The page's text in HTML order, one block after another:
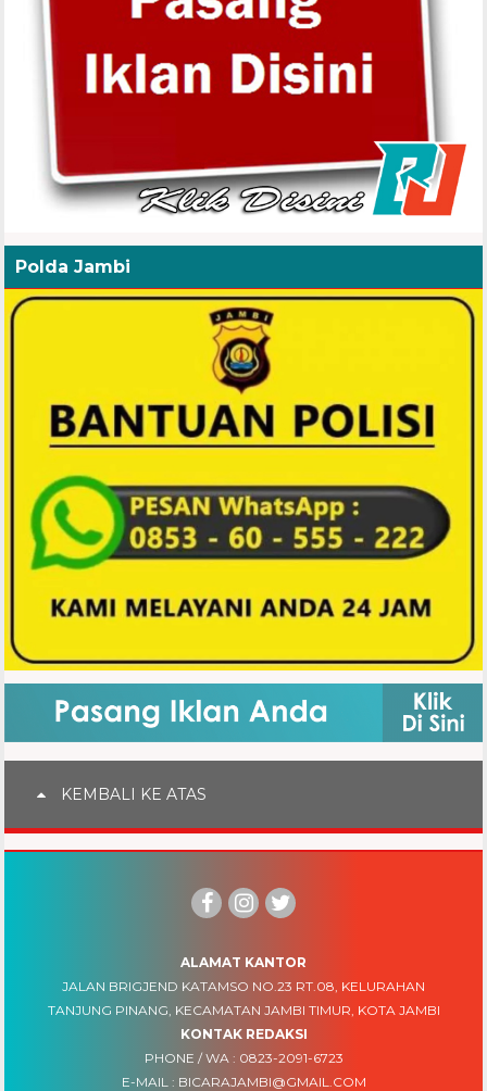
Polda Jambi
KEMBALI KE ATAS
ALAMAT KANTOR
JALAN BRIGJEND KATAMSO NO.23 RT.08, KELURAHAN
TANJUNG PINANG, KECAMATAN JAMBI TIMUR, KOTA JAMBI
KONTAK REDAKSI
PHONE / WA : 0823-2091-6723
E-MAIL : BICARAJAMBI@GMAIL.COM